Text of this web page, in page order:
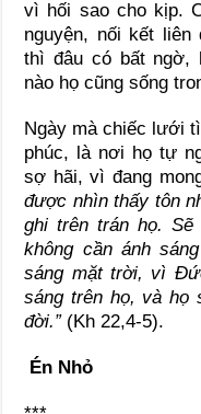
vì hối sao cho kịp.
nguyện, nối kết
thì đâu có bất ngờ,
nào họ cũng sống
Ngày mà chiếc lưới
phúc, là nơi họ tự
sợ hãi, vì đang
được nhìn thấy tôn
ghi trên trán họ.
không cần ánh
sáng mặt trời, vì
sáng trên họ, và họ
đời.” (Kh 22,4-5).
Én Nhỏ